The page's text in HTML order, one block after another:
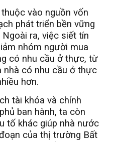
vào nguồn vốn
phát triển bền vững
ra, việc siết tín
nhóm người mua
có nhu cầu ở thực, từ
nhà có nhu cầu ở thực
hơn.
tài khóa và chính
ban hành, ta còn
tố khác giúp nhà nước
của thị trường Bất